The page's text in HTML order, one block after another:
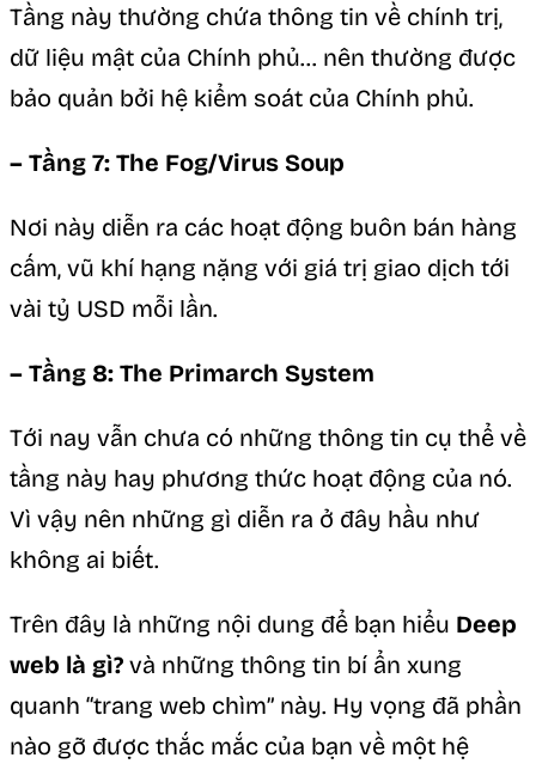
Tầng này thường chứa thông tin về chính trị,
dữ liệu mật của Chính phủ… nên thường được
bảo quản bởi hệ kiểm soát của Chính phủ.
– Tầng 7: The Fog/Virus Soup
Nơi này diễn ra các hoạt động buôn bán hàng
cấm, vũ khí hạng nặng với giá trị giao dịch tới
vài tỷ USD mỗi lần.
– Tầng 8: The Primarch System
Tới nay vẫn chưa có những thông tin cụ thể về
tầng này hay phương thức hoạt động của nó.
Vì vậy nên những gì diễn ra ở đây hầu như
không ai biết.
Trên đây là những nội dung để bạn hiểu Deep
web là gì? và những thông tin bí ẩn xung
quanh “trang web chìm” này. Hy vọng đã phần
nào gỡ được thắc mắc của bạn về một hệ